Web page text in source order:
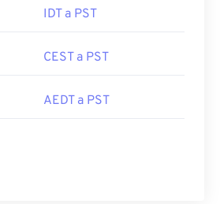
IDT a PST
CEST a PST
AEDT a PST